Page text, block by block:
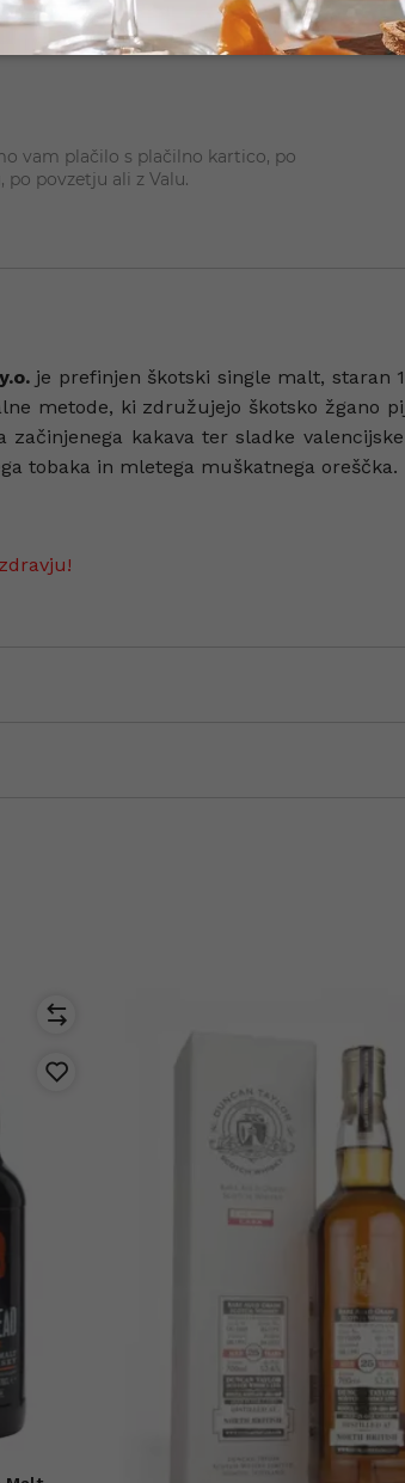
vam plačilo s plačilno kartico, po
po povzetju ali z Valu.
je prefinjen škotski single malt, staran
metode, ki združujejo škotsko žgano
začinjenega kakava ter sladke
tobaka in mletega muškatnega oreščka.